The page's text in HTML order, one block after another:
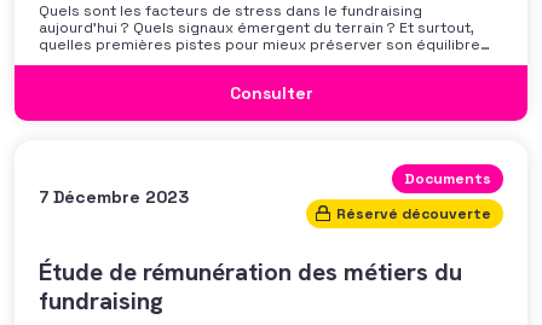
Quels sont les facteurs de stress dans le fundraising
aujourd’hui ? Quels signaux émergent du terrain ? Et surtout,
quelles premières pistes pour mieux préserver son équilibre
professionnel ? L’AFF vous propose un webinaire pour découvrir
discussion autour des mécanismes
Consulter
7 Décembre 2023
Documents
Réservé découverte
Étude de rémunération des métiers du
fundraising